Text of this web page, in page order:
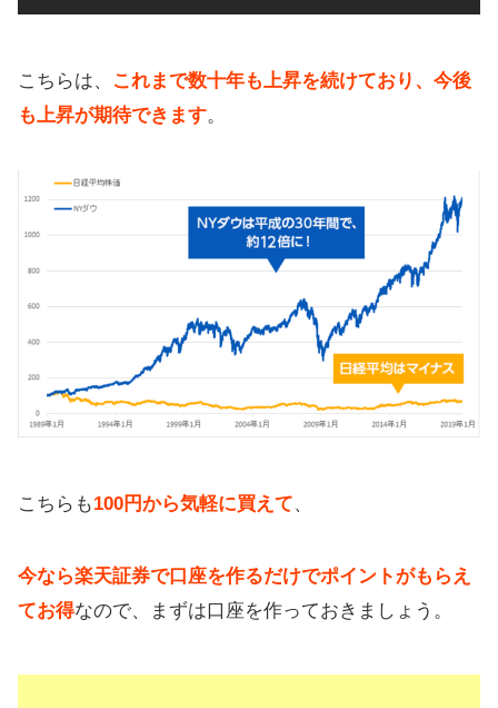
こちらは、
これまで数十年も上昇を続けており、今後
も上昇が期待できます。
こちらも100円から気軽に買えて、
今なら楽天証券で口座を作るだけでポイントがもらえ
てお得なので、まずは口座を作っておきましょう。